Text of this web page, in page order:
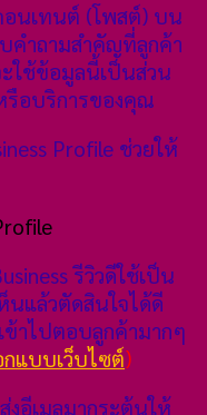
นเทนต์ (โพสต์) บน
คำถามสำคัญที่ลูกค้า
ใช้ข้อมูลนี้เป็นส่วน
รือบริการของคุณ
Profile ช่วยให้
รีวิวดีใช้เป็น
นแล้วตัดสินใจได้ดี
ข้าไปตอบลูกค้ามากๆ
แบบเว็บไซต์)
งอีเมลมากระตุ้นให้